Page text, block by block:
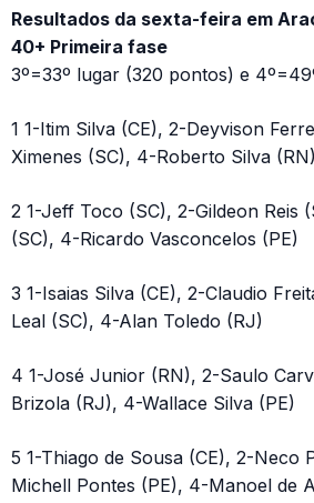
Resultados da sexta-feira em
40+ Primeira fase
3º=33º lugar (320 pontos) e
1 1-Itim Silva (CE), 2-Deyvison
Ximenes (SC), 4-Roberto Silva (RN)
2 1-Jeff Toco (SC), 2-Gildeon Reis
(SC), 4-Ricardo Vasconcelos (PE)
3 1-Isaias Silva (CE), 2-Claudio
Leal (SC), 4-Alan Toledo (RJ)
4 1-José Junior (RN), 2-Saulo
Brizola (RJ), 4-Wallace Silva (PE)
5 1-Thiago de Sousa (CE), 2-Neco
Michell Pontes (PE), 4-Manoel de